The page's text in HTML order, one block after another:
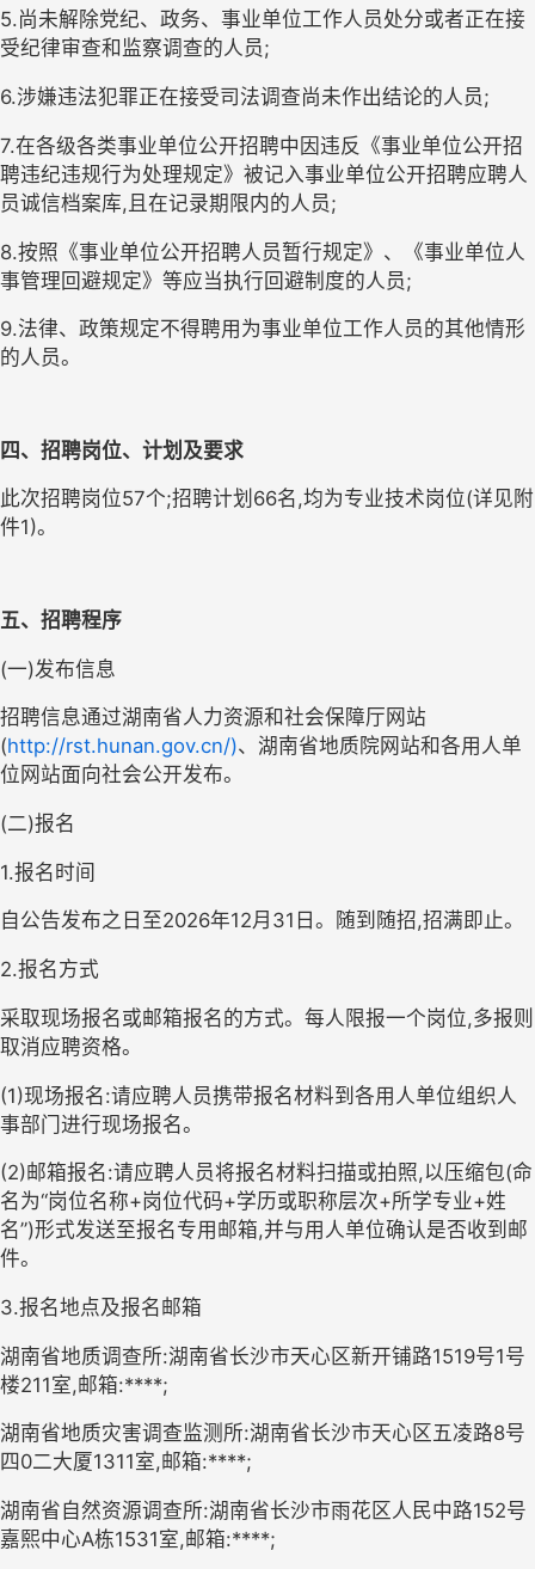
5.尚未解除党纪、政务、事业单位工作人员处分或者正在接
受纪律审查和监察调查的人员;
6.涉嫌违法犯罪正在接受司法调查尚未作出结论的人员;
7.在各级各类事业单位公开招聘中因违反《事业单位公开招
聘违纪违规行为处理规定》被记入事业单位公开招聘应聘人
员诚信档案库,且在记录期限内的人员;
8.按照《事业单位公开招聘人员暂行规定》、《事业单位人
事管理回避规定》等应当执行回避制度的人员;
9.法律、政策规定不得聘用为事业单位工作人员的其他情形
的人员。
四 、招聘岗位、计划及要求
此次招聘岗位57个;招聘计划 66名,均为专业技术岗位(详见附
件1)。
五、招聘程序
(一)发布信息
招聘信息通过湖南省人力资源和社会保障厅网站
(http://rst.hunan.gov.cn/)、湖南省地质院网站和各用人单
位网站面向社会公开发布。
(二)报名
1.报名时间
自公告发布之日 至2026年12月 31 日。随到随招,招满即止。
2.报名方式
采取现场报名或邮箱报名的方式。每人限报一个岗位,多报则
取消应聘资格。
(1)现场报名:请应聘人员携带报名材料到各用人 单位组织人
事部门进行现场报名。
(2)邮箱报名:请应聘人员将报名材料扫描或拍照,以压缩包(命
名为“岗位名称+岗位代码+学历或职称层次+所学专业+姓
名”)形式发送至报名专用邮箱,并与用人单位确认是否收到邮
件。
3.报名地点及报名邮箱
湖南省地质调查所:湖南省长沙市天心区新开铺路1519号1号
楼211室,邮箱:****;
湖南省地质灾害调查监测所:湖南省长沙市天心区五凌路8号
四 0二大厦1311室,邮箱:****;
湖南省自然资源调查所:湖南省长沙市雨花区人民中路152号
嘉熙中心A栋1531室,邮箱:****;